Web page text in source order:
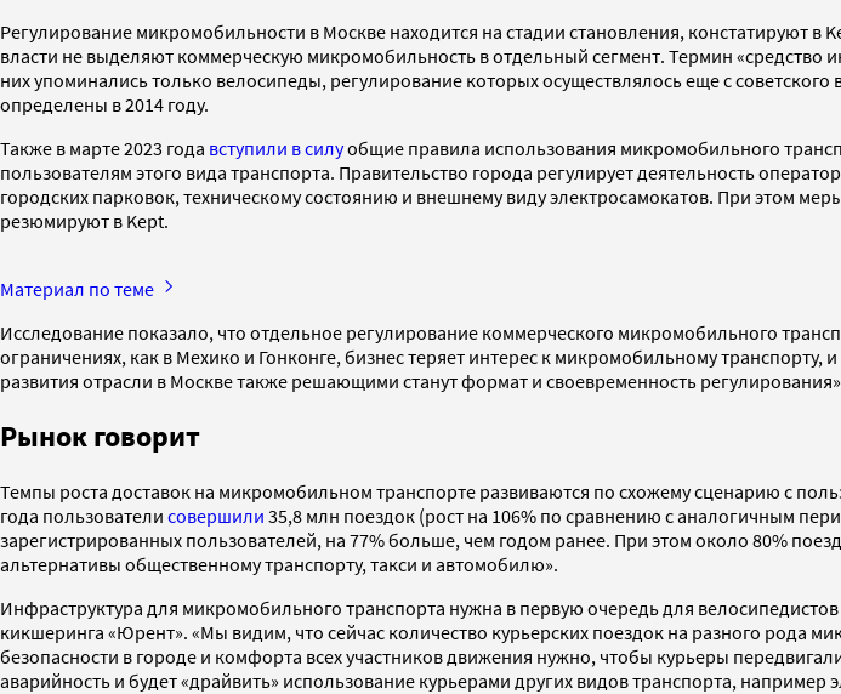
Регулирование микромобильности в Москве находится на стадии становления, констатируют
власти не выделяют коммерческую микромобильность в отдельный сегмент. Термин
них упоминались только велосипеды, регулирование которых осуществлялось еще с
определены в 2014 году.
Также в марте 2023 года вступили в силуобщие правила использования микромобильного
пользователям этого вида транспорта. Правительство города регулирует деятельность
городских парковок, техническому состоянию и внешнему виду электросамокатов. При этом
резюмируют в Kept.
Материал по теме
Исследование показало, что отдельное регулирование коммерческого микромобильного
ограничениях, как в Мехико и Гонконге, бизнес теряет интерес к микромобильному
развития отрасли в Москве также решающими станут формат и своевременность
Рынок говорит
Темпы роста доставок на микромобильном транспорте развиваются по схожему сценарию с
года пользователи совершили 35,8 млн поездок (рост на 106% по сравнению с аналогичным
зарегистрированных пользователей, на 77% больше, чем годом ранее. При этом около 80%
альтернативы общественному транспорту, такси и автомобилю».
Инфраструктура для микромобильного транспорта нужна в первую очередь для
кикшеринга «Юрент». «Мы видим, что сейчас количество курьерских поездок на разного рода
безопасности в городе и комфорта всех участников движения нужно, чтобы курьеры
аварийность и будет «драйвить» использование курьерами других видов транспорта, например